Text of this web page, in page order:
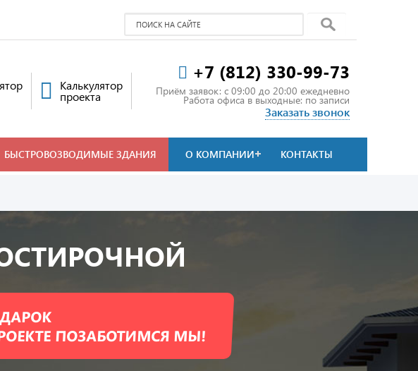
+7 (812) 330-99-73
Приём заявок: c 09:00 до 20:00 ежедневно
Работа офиса в выходные: по записи
Заказать звонок
Калькулятор
проекта
БЫСТРОВОЗВОДИМЫЕ ЗДАНИЯ О КОМПАНИИ КОНТАКТЫ
ПОЗАБОТИМСЯ МЫ!